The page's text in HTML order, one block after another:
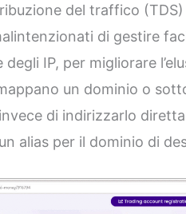
del traffico
di gestire
IP, per migliorare
un dominio o
di indirizzarlo
alias per il dominio di